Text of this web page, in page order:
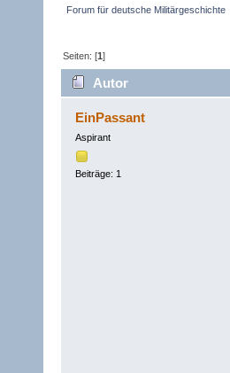
Forum für deutsche Militärgeschichte
Seiten: [1]
Autor
EinPassant
Aspirant
Beiträge: 1